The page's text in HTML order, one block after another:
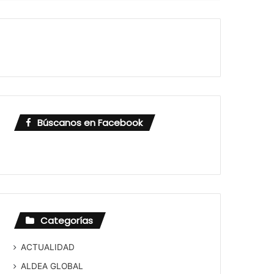
Búscanos en Facebook
Categorías
ACTUALIDAD
ALDEA GLOBAL